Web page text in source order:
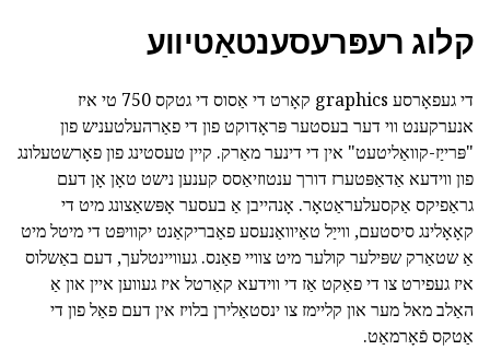
קלוג רעפּרעסענטאַטיווע
די געפאָרסע graphics קאָרט די אַסוס די גטקס 750 טי איז
אנערקענט ווי דער בעסטער פּראָדוקט פון די פאַרהעלטעניש פון
"פּרייַז-קוואַליטעט" אין די דינער מאַרק. קיין טעסטינג פון פאָרשטעלונג
פון ווידעא אַדאַפּטערז דורך ענטוזיאַסס קענען נישט טאָן אָן דעם
גראַפיקס אַקסעלעראַטאָר. אָנהייבן אַ בעסער אָפּשאַצונג מיט די
קאָאָלינג סיסטעם, ווייַל טאַיוואַנעסע פאַבריקאַנט יקוויפּט די מיטל מיט
אַ שטאַרק שפּילער קולער מיט צוויי פאַנס. געוויינטלעך, דעם באַשלוס
איז געפירט צו די פאַקט אַז די ווידעא קאַרטל איז געווען איין און אַ
האַלב מאל מער און קליימז צו ינסטאַלירן בלויז אין דעם פאַל פון די
אַטקס פֿאָרמאַט.